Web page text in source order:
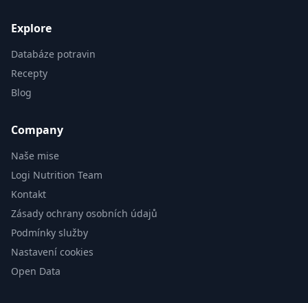
Explore
Databáze potravin
Recepty
Blog
Company
Naše mise
Logi Nutrition Team
Kontakt
Zásady ochrany osobních údajů
Podmínky služby
Nastavení cookies
Open Data